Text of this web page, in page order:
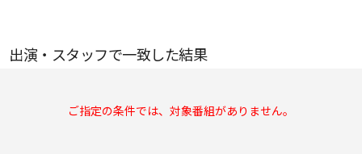
出演・スタッフで一致した結果
ご指定の条件では、対象番組がありません。